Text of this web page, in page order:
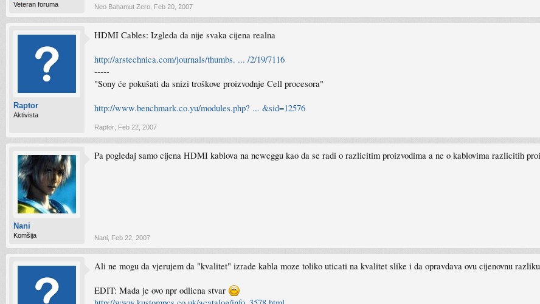
Veteran foruma Neo Bahamut Zero Feb 20, 2007
Raptor
Aktivista
HDMI Cables: Izgleda da nije svaka cijena realna
http://arstechnica.com/journals/thumbs. ... /2/19/7116
-----
"Sony će pokušati da snizi troškove proizvodnje Cell procesora"
http://www.benchmark.co.yu/modules.php? ... &sid=12576
Raptor Feb 22, 2007
Nani
Komšija
Pa pogledaj samo cijena HDMI kablova na neweggu kao da se radi o razlicitim proizvodima a ne o kablovima razlicitih
Nani Feb 22, 2007
Ali ne mogu da vjerujem da "kvalitet" izrade kabla moze toliko uticati na kvalitet slike i da opravdava ovu cijenovnu
EDIT: Mada je ovo npr odlicna stvar